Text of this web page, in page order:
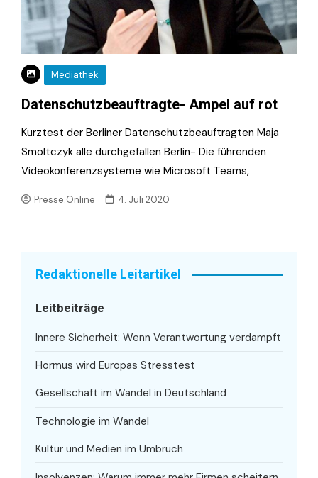
Mediathek
Datenschutzbeauftragte- Ampel auf rot
Kurztest der Berliner Datenschutzbeauftragten Maja
Smoltczyk alle durchgefallen Berlin- Die führenden
Videokonferenzsysteme wie Microsoft Teams,
Presse.Online 4. Juli 2020
Redaktionelle Leitartikel
Leitbeiträge
Innere Sicherheit: Wenn Verantwortung verdampft
Hormus wird Europas Stresstest
Gesellschaft im Wandel in Deutschland
Technologie im Wandel
Kultur und Medien im Umbruch